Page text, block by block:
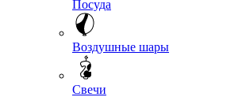
Посуда
Воздушные шары
Свечи